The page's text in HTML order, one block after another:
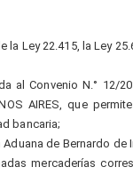
Ley 22.415, la Ley
Convenio N.° 12/
AIRES, que
bancaria;
de Bernardo de
mercaderías